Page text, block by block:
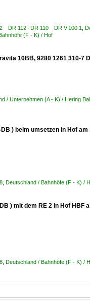
DR 112 · DR 110 DR V 100.1
(F - K) / Hof
10BB, 9280 1261 310-7
/ Unternehmen (A - K) / Hering
) beim umsetzen in Hof am
Deutschland / Bahnhöfe (F - K) /
) mit dem RE 2 in Hof HBF
Deutschland / Bahnhöfe (F - K) /